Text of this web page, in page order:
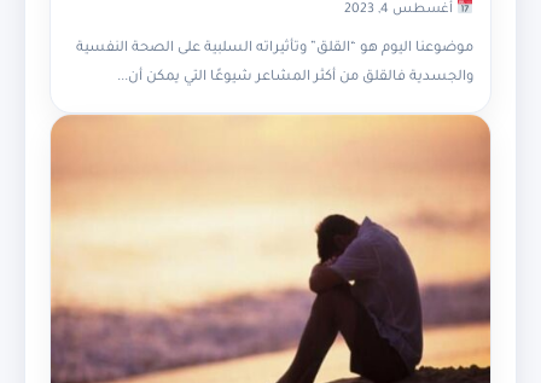
أغسطس 4, 2023
موضوعنا اليوم هو “القلق” وتأثيراته السلبية على الصحة النفسية
والجسدية فالقلق من أكثر المشاعر شيوعًا التي يمكن أن...